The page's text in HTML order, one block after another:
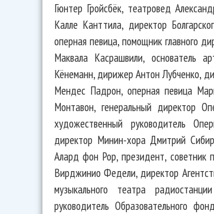
Гюнтер Гройсбёк, театровед
Калле Канттила, директор
оперная певица, помощник главного
Маквала Касрашвили, основатель
Кёнеманн, дирижер Антон Лубченко,
Мендес Падрон, оперная певица
Монтавон, генеральный директор
художественный руководитель
директор Минин-хора Дмитрий
Алард фон Рор, президент,
Вирджинио Федели, директор
музыкального театра
руководитель Образовательного